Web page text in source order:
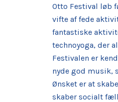
Otto Festival løb
vifte af fede
fantastiske
technoyoga, der
Festivalen er
nyde god musik,
Ønsket er at
skaber socialt